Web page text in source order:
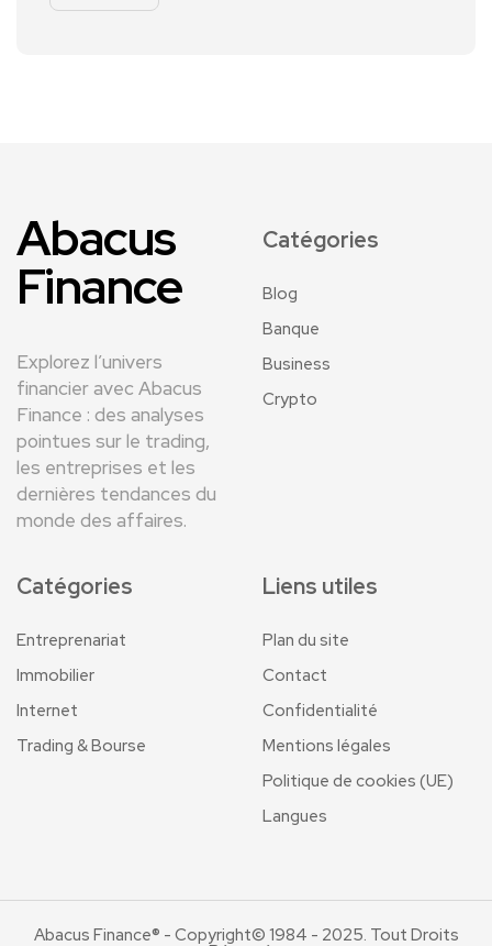
Abacus
Finance
Explorez l’univers
financier avec Abacus
Finance : des analyses
pointues sur le trading,
les entreprises et les
dernières tendances du
monde des affaires.
Catégories
Blog
Banque
Business
Crypto
Catégories
Entreprenariat
Immobilier
Internet
Trading & Bourse
Liens utiles
Plan du site
Contact
Confidentialité
Mentions légales
Politique de cookies (UE)
Langues
Abacus Finance® - Copyright© 1984 - 2025. Tout Droits